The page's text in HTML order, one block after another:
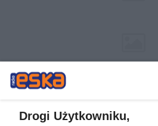
Drogi Użytkowniku,